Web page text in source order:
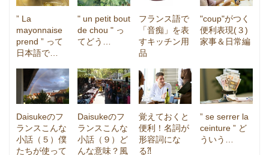
” La
mayonnaise
prend ” って
日本語で…
" un petit bout
de chou " っ
てどう…
フランス語で
「音痴」を表
すキッチン用
品
"coup"がつく
便利表現(３)
家事＆日常編
Daisukeのフ
ランスこんな
小話（５）僕
たちが使って
Daisukeのフ
ランスこんな
小話（９）ど
んな意味？風
覚えておくと
便利！名詞が
形容詞にな
る⁈
” se serrer la
ceinture ” ど
ういう…